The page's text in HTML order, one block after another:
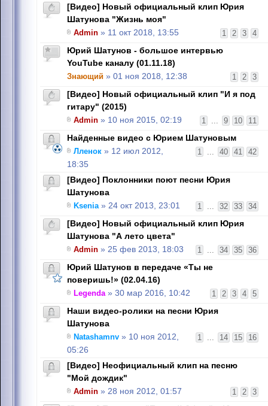
[Видео] Новый официальный клип Юрия
Шатунова "Жизнь моя"
1 2 3 4
Admin » 11 окт 2018, 13:55
Юрий Шатунов - большое интервью
YouTube каналу (01.11.18)
1 2 3
Знающий » 01 ноя 2018, 12:38
[Видео] Новый официальный клип "И я под
гитару" (2015)
1 ... 9 10 11
Admin » 10 ноя 2015, 02:19
Найденные видео с Юрием Шатуновым
1 ... 40 41 42
Лленок » 12 июл 2012,
18:35
[Видео] Поклонники поют песни Юрия
Шатунова
1 ... 32 33 34
Ksenia» 24 окт 2013, 23:01
[Видео] Новый официальный клип Юрия
Шатунова "А лето цвета"
1 ... 34 35 36
Admin » 25 фев 2013, 18:03
Юрий Шатунов в передаче «Ты не
поверишь!» (02.04.16)
1 2 3 4 5
Legenda» 30 мар 2016, 10:42
Наши видео-ролики на песни Юрия
Шатунова
1 ... 14 15 16
Natashamnv » 10 ноя 2012,
05:26
[Видео] Неофициальный клип на песню
"Мой дождик"
1 2 3
Admin » 28 ноя 2012, 01:57